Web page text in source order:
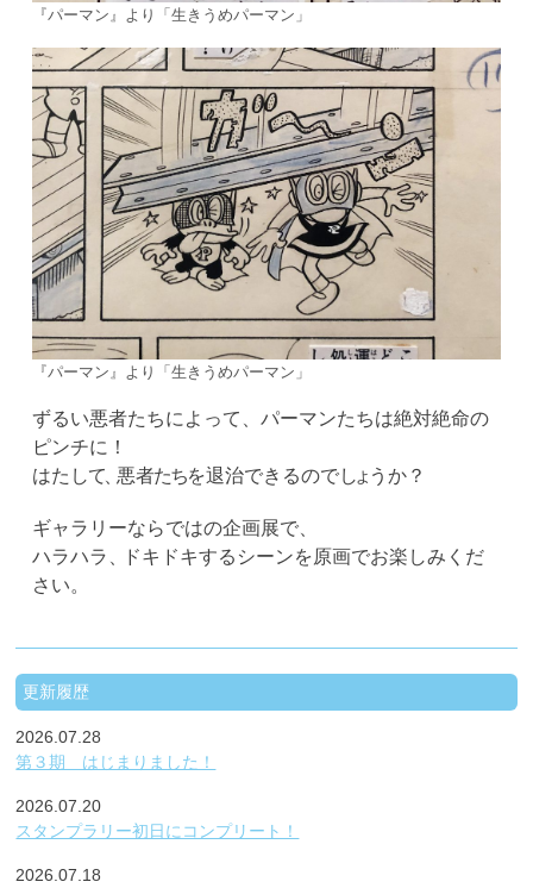
『パーマン』より「生きうめパーマン」
『パーマン』より「生きうめパーマン」
ずるい悪者たちによって、パーマンたちは絶対絶命の
ピンチに！
はた して、 悪者たちを退治できるのでしょ うか ？
ギャラリーならではの企画展で、
ハラハラ
ドキドキするシーンを原画でお楽しみくだ
さい。
更新履歴
2026.07.28
第３期 はじまりました！
2026.07.20
スタンプラリー初日にコンプリート！
2026.07.18